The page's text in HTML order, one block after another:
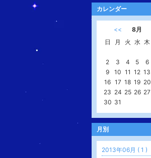
カレンダー
<< 8月
日
月 火 水 木
2
3 4 5 6
9
10 11 12 13
16 17 18 19 20
23 24 25 26 27
30 31
月別
2013年06月 ( 1 )